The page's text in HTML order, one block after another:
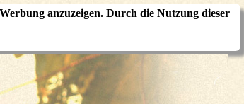
anzuzeigen. Durch die Nutzung dieser